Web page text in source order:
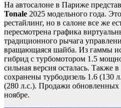
На автосалоне в Париже
Tonale 2025 модельного года.
рестайлинг, но в салоне все же
пересмотрена графика
традиционного рычага
вращающаяся шайба. Из гаммы
гибрид с турбомотором 1.5
сильная версия осталась. Также
сохранены турбодизель 1.6 (130
(280 л.с.). Продажи обновленных
ноябре.